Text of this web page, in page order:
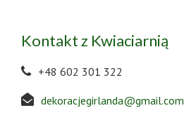
Kontakt z Kwiaciarnią
+48 602 301 322
dekoracjegirlanda@gmail.com